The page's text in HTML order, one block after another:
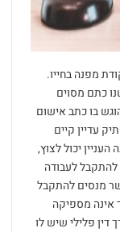
מפנה בחייו.
כתם מסוים
בו כתב אישום
עדיין קיים
יכול לצוץ,
לעבודה
מנסים להתקבל
אינה מספיקה
דין פלילי שיש לו